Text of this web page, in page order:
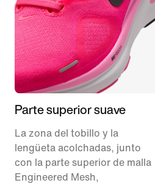
Parte superior suave
La zona del tobillo y la
lengüeta acolchadas, junto
con la parte superior de malla
Engineered Mesh,